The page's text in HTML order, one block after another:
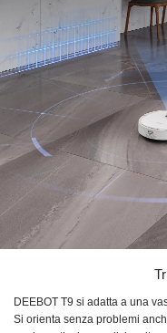
DEEBOT T9 si adatta a una
Si orienta senza problemi